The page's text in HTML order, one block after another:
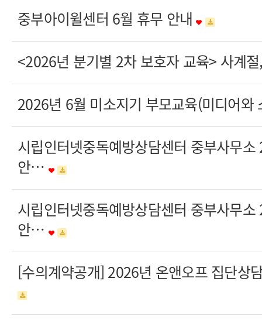
중부아이윌센터 6월 휴무 안내
<2026년 분기별 2차 보호자 교육> 사계
2026년 6월 미소지기 부모교육(미디어
시립인터넷중독예방상담센터 중부사무
안…
시립인터넷중독예방상담센터 중부사무
안…
[수의계약공개] 2026년 온앤오프 집단